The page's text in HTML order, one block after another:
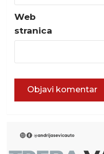
Web
stranica